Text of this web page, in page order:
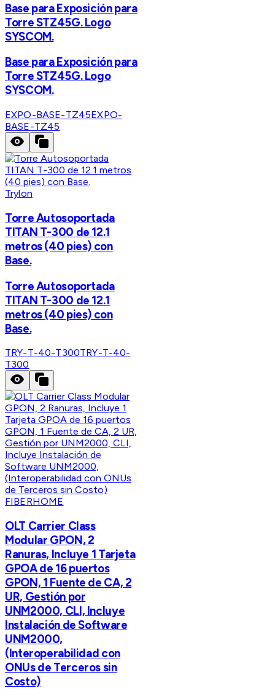
Base para Exposición para
Torre STZ45G. Logo
SYSCOM.
Base para Exposición para
Torre STZ45G. Logo
SYSCOM.
EXPO-BASE-TZ45EXPO-
BASE-TZ45
Trylon
Torre Autosoportada
TITAN T-300 de 12.1
metros (40 pies) con
Base.
Torre Autosoportada
TITAN T-300 de 12.1
metros (40 pies) con
Base.
TRY-T-40-T300TRY-T-40-
T300
FIBERHOME
OLT Carrier Class
Modular GPON, 2
Ranuras, Incluye 1 Tarjeta
GPOA de 16 puertos
GPON, 1 Fuente de CA, 2
UR, Gestión por
UNM2000, CLI, Incluye
Instalación de Software
UNM2000,
(Interoperabilidad con
ONUs de Terceros sin
Costo)